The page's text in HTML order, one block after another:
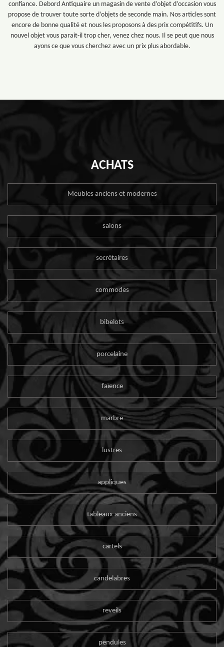
confiance. Debord Antiquaire un magasin de vente d’objet d’occasion vous
propose de trouver toute sorte d’objets de seconde main. Nos articles sont
encore de bonne qualité et nous les proposons à des prix compétitifs. Un
nouvel objet vous parait-il trop cher, venez chez nous. Il se peut que nous
ayons ce que vous cherchez avec un prix plus abordable.
ACHATS
Meubles anciens et modernes
salons
secrétaires
commodes
bibelots
porcelaine
faïence
marbre
lustres
appliques
tableaux anciens
cartels
candelabres
reveils
pendules